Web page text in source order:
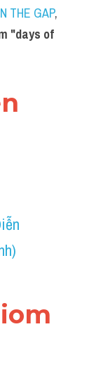
THE GAP,
"days of